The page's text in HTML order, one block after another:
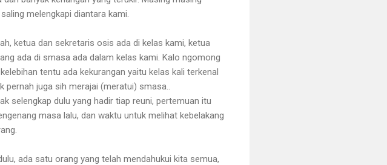
melengkapi diantara kami.
ketua dan sekretaris osis ada di kelas kami, ketua
ada di smasa ada dalam kelas kami. Kalo ngomong
tentu ada kekurangan yaitu kelas kali terkenal
juga sih merajai (meratui) smasa..
selengkap dulu yang hadir tiap reuni, pertemuan itu
masa lalu, dan waktu untuk melihat kebelakang
ada satu orang yang telah mendahukui kita semua,